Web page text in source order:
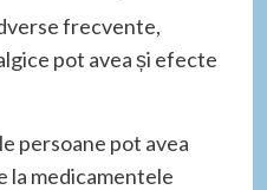
frecvente,
pot avea și efecte
persoane pot avea
la medicamentele